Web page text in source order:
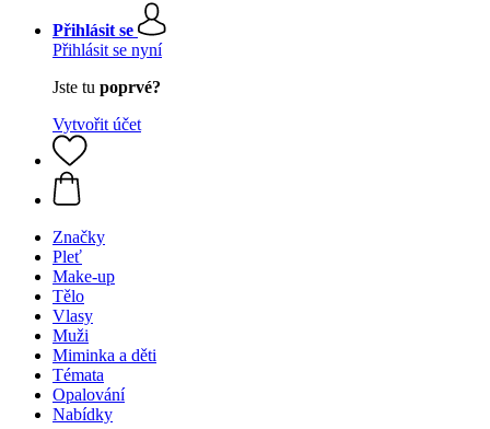
Přihlásit se
Přihlásit se nyní
Jste tu poprvé?
Vytvořit účet
Značky
Pleť
Make-up
Tělo
Vlasy
Muži
Miminka a děti
Témata
Opalování
Nabídky